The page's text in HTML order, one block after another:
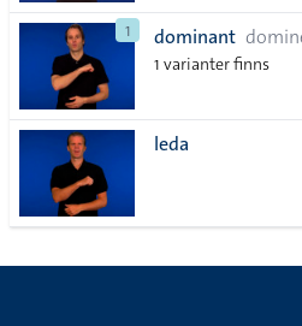
1 dominant
1 varianter finns
leda